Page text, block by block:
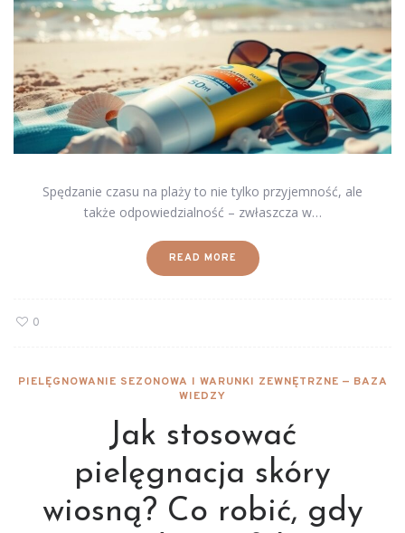
Spędzanie czasu na plaży to nie tylko przyjemność, ale
także odpowiedzialność – zwłaszcza w…
READ MORE
0
PIELĘGNOWANIE SEZONOWA I WARUNKI ZEWNĘTRZNE — BAZA
WIEDZY
Jak stosować
pielęgnacja skóry
wiosną? Co robić, gdy